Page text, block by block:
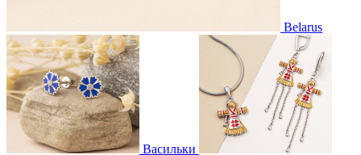
Belarus
Васильки